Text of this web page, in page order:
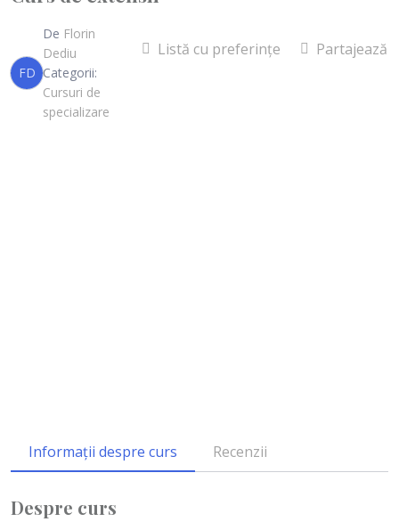
FD
De Florin
Dediu
Categorii:
Cursuri de
specializare
Listă cu preferințe Partajează
Informații despre curs Recenzii
Despre curs